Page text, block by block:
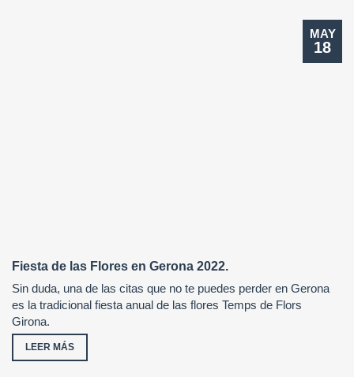
MAY
18
Fiesta de las Flores en Gerona 2022.
Sin duda, una de las citas que no te puedes perder en Gerona
es la tradicional fiesta anual de las flores Temps de Flors
Girona.
LEER MÁS